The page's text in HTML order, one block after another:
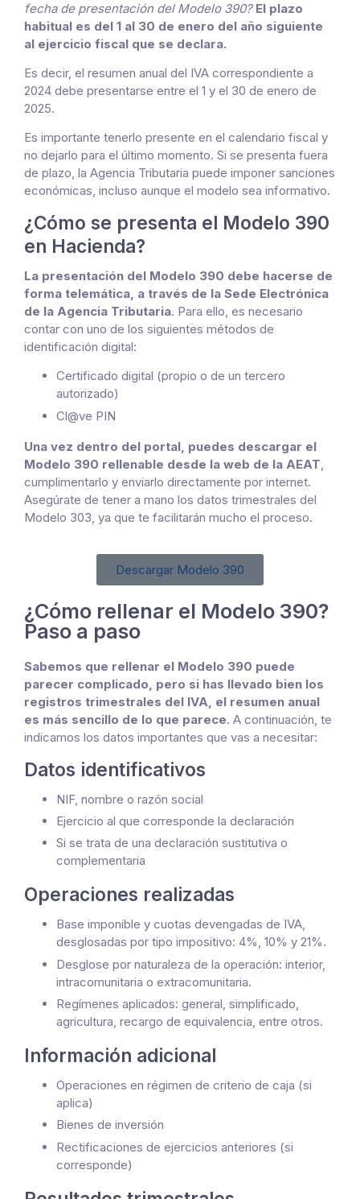
fecha de presentación del Modelo 390? El plazo
habitual es del 1 al 30 de enero del año siguiente
al ejercicio fiscal que se declara.
Es decir, el resumen anual del IVA correspondiente a
2024 debe presentarse entre el 1 y el 30 de enero de
2025.
Es importante tenerlo presente en el calendario fiscal y
no dejarlo para el último momento. Si se presenta fuera
de plazo, la Agencia Tributaria puede imponer sanciones
económicas, incluso aunque el modelo sea informativo.
¿Cómo se presenta el Modelo 390
en Hacienda?
La presentación del Modelo 390 debe hacerse de
forma telemática, a través de la Sede Electrónica
de la Agencia Tributaria. Para ello, es necesario
contar con uno de los siguientes métodos de
identificación digital:
Certificado digital (propio o de un tercero
autorizado)
Cl@ve PIN
Una vez dentro del portal, puedes descargar el
Modelo 390 rellenable desde la web de la AEAT
cumplimentarlo y enviarlo directamente por internet.
Asegúrate de tener a mano los datos trimestrales del
Modelo 303, ya que te facilitarán mucho el proceso.
Descargar Modelo 390
¿Cómo rellenar el Modelo 390?
Paso a paso
Sabemos que rellenar el Modelo 390 puede
parecer complicado, pero si has llevado bien los
registros trimestrales del IVA, el resumen anual
es más sencillo de lo que parece. A continuación, te
indicamos los datos importantes que vas a necesitar:
Datos identificativos
NIF, nombre o razón social
Ejercicio al que corresponde la declaración
Si se trata de una declaración sustitutiva o
complementaria
Operaciones realizadas
Base imponible y cuotas devengadas de IVA,
desglosadas por tipo impositivo: 4%, 10% y 21%.
Desglose por naturaleza de la operación: interior,
intracomunitaria o extracomunitaria.
Regímenes aplicados: general, simplificado,
agricultura, recargo de equivalencia, entre otros.
Información adicional
Operaciones en régimen de criterio de caja (si
aplica)
Bienes de inversión
Rectificaciones de ejercicios anteriores (si
corresponde)